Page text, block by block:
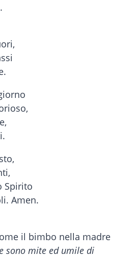
Spirito
Amen.
il bimbo nella madre
sono mite ed umile di